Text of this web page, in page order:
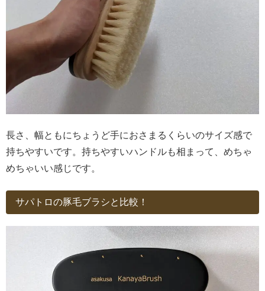
長さ、幅ともにちょうど手におさまるくらいのサイズ感で
持ちやすいです。持ちやすいハンドルも相まって、めちゃ
めちゃいい感じです。
サパトロの豚毛ブラシと比較！